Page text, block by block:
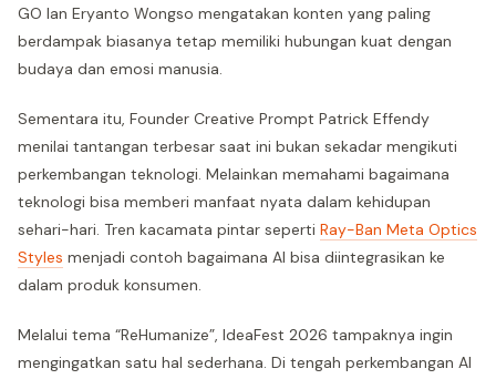
GO Ian Eryanto Wongso mengatakan konten yang paling
berdampak biasanya tetap memiliki hubungan kuat dengan
budaya dan emosi manusia.
Sementara itu, Founder Creative Prompt Patrick Effendy
menilai tantangan terbesar saat ini bukan sekadar mengikuti
perkembangan teknologi. Melainkan memahami bagaimana
teknologi bisa memberi manfaat nyata dalam kehidupan
sehari-hari. Tren kacamata pintar seperti Ray-Ban Meta Optics
Styles menjadi contoh bagaimana AI bisa diintegrasikan ke
dalam produk konsumen.
Melalui tema “ReHumanize”, IdeaFest 2026 tampaknya ingin
mengingatkan satu hal sederhana. Di tengah perkembangan AI